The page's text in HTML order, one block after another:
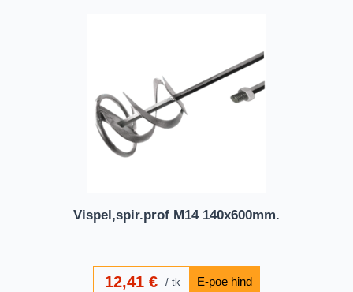
Vispel,spir.prof M14 140x600mm.
12,41 € tk